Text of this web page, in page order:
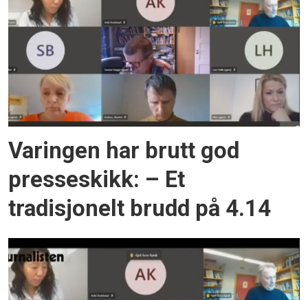
Varingen har brutt god
presseskikk: – Et
tradisjonelt brudd på 4.14